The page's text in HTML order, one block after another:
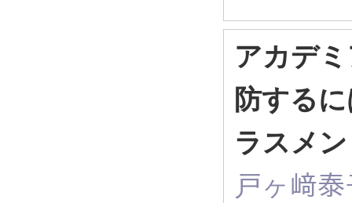
アカデ
防する
ラスメ
戸ヶ﨑泰